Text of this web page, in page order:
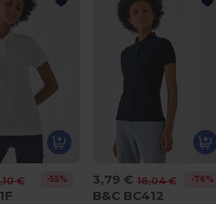
€ -55% 3,79 € 16,04 € -76%
B&C BC412